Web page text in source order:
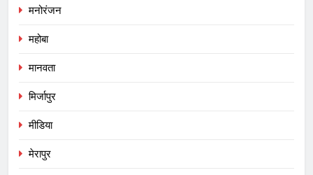
मनोरंजन
महोबा
मानवता
मिर्जापुर
मीडिया
मेरापुर